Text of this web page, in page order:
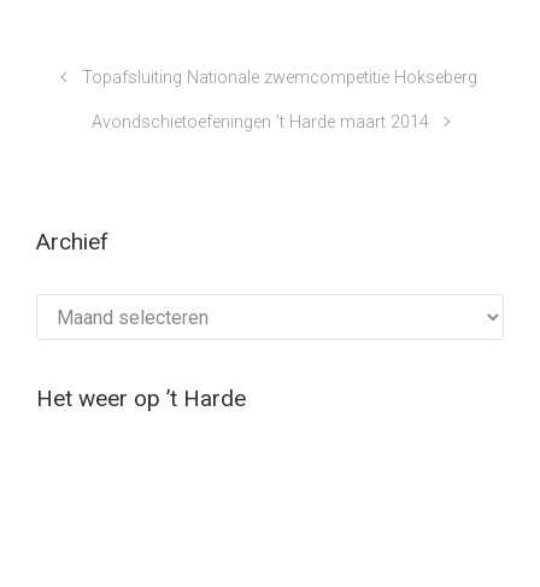
Topafsluiting Nationale zwemcompetitie Hokseberg
Avondschietoefeningen ’t Harde maart 2014
Archief
Het weer op ’t Harde